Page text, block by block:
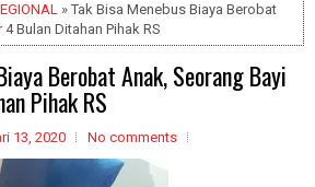
» Tak Bisa Menebus Biaya Berobat
Bulan Ditahan Pihak RS
Berobat Anak, Seorang Bayi
Pihak RS
13, 2020 No comments